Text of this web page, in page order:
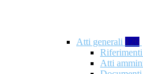
Atti generali 126
Atti